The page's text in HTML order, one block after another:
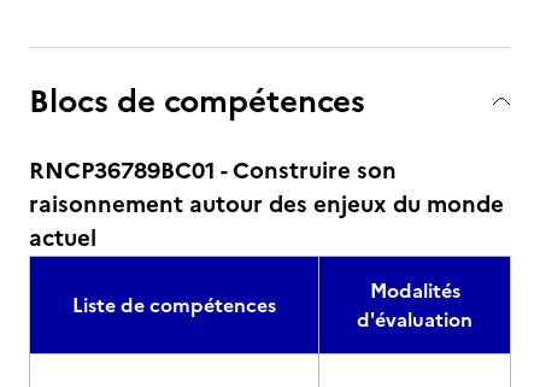
Blocs de compétences
RNCP36789BC01 - Construire son
raisonnement autour des enjeux du monde
actuel
Liste de compétences
Modalités
d'évaluation